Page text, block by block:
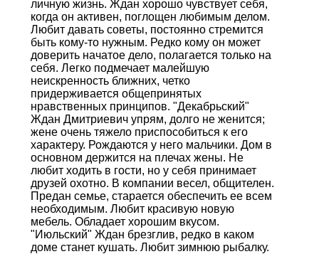
личную жизнь. Ждан хорошо чувствует себя,
когда он активен, поглощен любимым делом.
Любит давать советы, постоянно стремится
быть кому-то нужным. Редко кому он может
доверить начатое дело, полагается только на
себя. Легко подмечает малейшую
неискренность ближних, четко
придерживается общепринятых
нравственных принципов. "Декабрьский"
Ждан Дмитриевич упрям, долго не женится;
жене очень тяжело приспособиться к его
характеру. Рождаются у него мальчики. Дом в
основном держится на плечах жены. Не
любит ходить в гости, но у себя принимает
друзей охотно. В компании весел, общителен.
Предан семье, старается обеспечить ее всем
необходимым. Любит красивую новую
мебель. Обладает хорошим вкусом.
"Июльский" Ждан брезглив, редко в каком
доме станет кушать. Любит зимнюю рыбалку.